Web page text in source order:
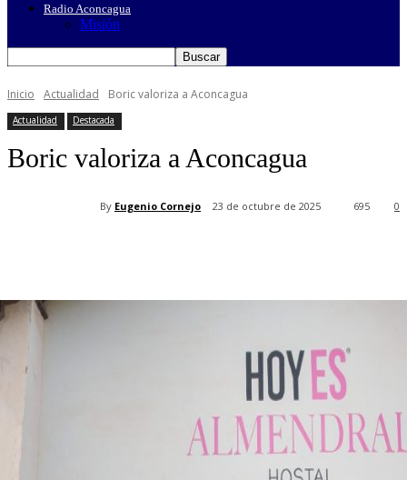
Radio Aconcagua
Misión
Inicio Actualidad Boric valoriza a Aconcagua
Actualidad Destacada
Boric valoriza a Aconcagua
By Eugenio Cornejo 23 de octubre de 2025 0
695